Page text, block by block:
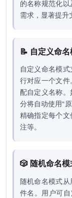
的名称规范化
需求，显著提升
📝 自定义命
自定义命名模
行对应一个文
配自定义名称
分将自动使用“
精确指定每个
注等。
🎲 随机命名
随机命名模式
件名。用户可